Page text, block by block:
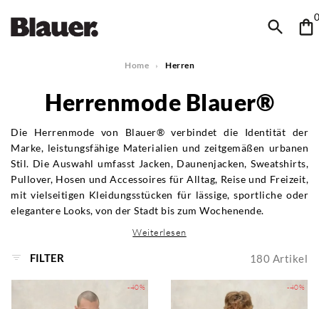
0
Home Herren
Herrenmode Blauer®
Die Herrenmode von Blauer® verbindet die Identität der
Marke, leistungsfähige Materialien und zeitgemäßen urbanen
Stil. Die Auswahl umfasst Jacken, Daunenjacken, Sweatshirts,
Pullover, Hosen und Accessoires für Alltag, Reise und Freizeit,
mit vielseitigen Kleidungsstücken für lässige, sportliche oder
elegantere Looks, von der Stadt bis zum Wochenende.
Weiterlesen
FILTER 180 Artikel
-40% -40%